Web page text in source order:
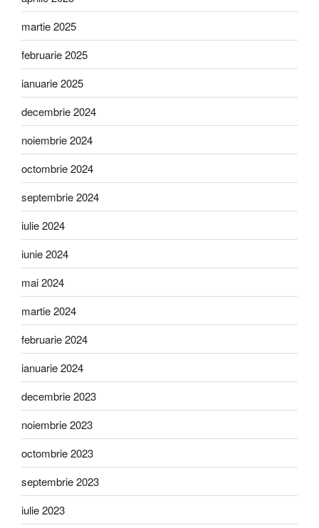
martie 2025
februarie 2025
ianuarie 2025
decembrie 2024
noiembrie 2024
octombrie 2024
septembrie 2024
iulie 2024
iunie 2024
mai 2024
martie 2024
februarie 2024
ianuarie 2024
decembrie 2023
noiembrie 2023
octombrie 2023
septembrie 2023
iulie 2023